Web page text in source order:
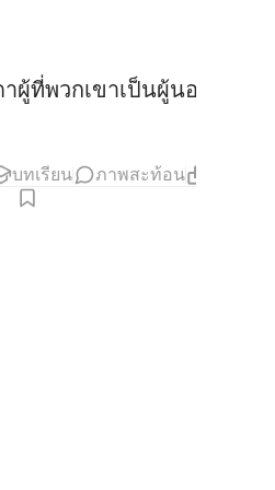
าผู้ที่พวกเขาเป็นผู้นอบน้อมถ่
บทเรียน ภาพสะท้อน